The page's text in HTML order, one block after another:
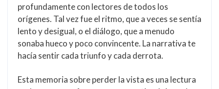
profundamente con lectores de todos los
orígenes. Tal vez fue el ritmo, que a veces se sentía
lento y desigual, o el diálogo, que a menudo
sonaba hueco y poco convincente. La narrativa te
hacía sentir cada triunfo y cada derrota.
Esta memoria sobre perder la vista es una lectura